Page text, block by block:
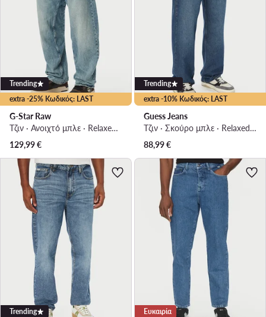
extra -25% Κωδικός: LAST
Trending
G-Star Raw
Τζιν · Ανοιχτό μπλε · Relaxed Fit
129,99€
extra -10% Κωδικός: LAST
Trending
Guess Jeans
Τζιν · Σκούρο μπλε · Relaxed Fit
88,99€
Trending Ευκαιρία